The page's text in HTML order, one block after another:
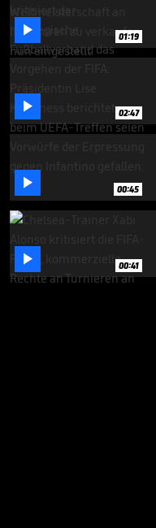
 01:19
 02:47
 00:45
 00:41